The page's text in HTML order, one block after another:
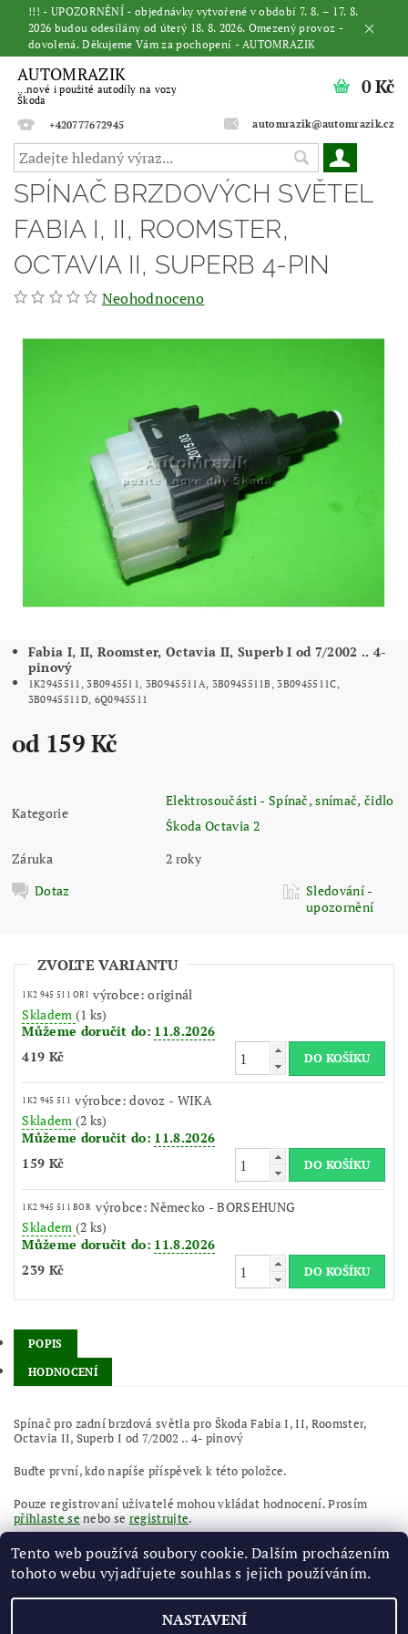
!!! - UPOZORNĚNÍ - objednávky vytvořené v období 7. 8. – 17. 8.
2026 budou odesílány od úterý 18. 8. 2026. Omezený provoz -
dovolená. Děkujeme Vám za pochopení - AUTOMRAZIK
AUTOMRAZIK
...nové i použité autodíly na vozy
Škoda
+420777672945
automrazik@automrazik.cz
0 Kč
SPÍNAČ BRZDOVÝCH SVĚTEL
FABIA I, II, ROOMSTER,
OCTAVIA II, SUPERB 4-PIN
Neohodnoceno
Fabia I, II, Roomster, Octavia II, Superb I od 7/2002 .. 4-
pinový
1K2945511, 3B0945511, 3B0945511A, 3B0945511B, 3B0945511C,
3B0945511D, 6Q0945511
od 159 Kč
Kategorie
Elektrosoučásti - Spínač, snímač, čidlo
Škoda Octavia 2
Záruka
2 roky
Dotaz
Sledování -
upozornění
ZVOLTE VARIANTU
1K2 945 511 ORI výrobce: originál
Skladem (1 ks)
Můžeme doručit do: 11.8.2026
419 Kč
1K2 945 511 výrobce: dovoz - WIKA
Skladem (2 ks)
Můžeme doručit do: 11.8.2026
159 Kč
1K2 945 511 BOR výrobce: Německo - BORSEHUNG
Skladem (2 ks)
Můžeme doručit do: 11.8.2026
239 Kč
POPIS
HODNOCENÍ
Spínač pro zadní brzdová světla pro Škoda Fabia I, II, Roomster,
Octavia II, Superb I od 7/2002 .. 4- pinový
Buďte první, kdo napíše příspěvek k této položce.
Pouze registrovaní uživatelé mohou vkládat hodnocení. Prosím
přihlaste se nebo se registrujte.
Tento web používá soubory cookie. Dalším procházením
tohoto webu vyjadřujete souhlas s jejich používáním.
NASTAVENÍ